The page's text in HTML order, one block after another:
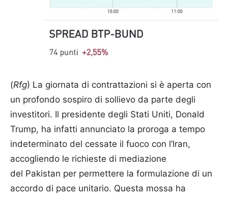
(Rfg) La giornata di contrattazioni si è aperta con
un profondo sospiro di sollievo da parte degli
investitori. Il presidente degli Stati Uniti, Donald
Trump, ha infatti annunciato la proroga a tempo
indeterminato del cessate il fuoco con l’Iran,
accogliendo le richieste di mediazione
del Pakistan per permettere la formulazione di un
accordo di pace unitario. Questa mossa ha